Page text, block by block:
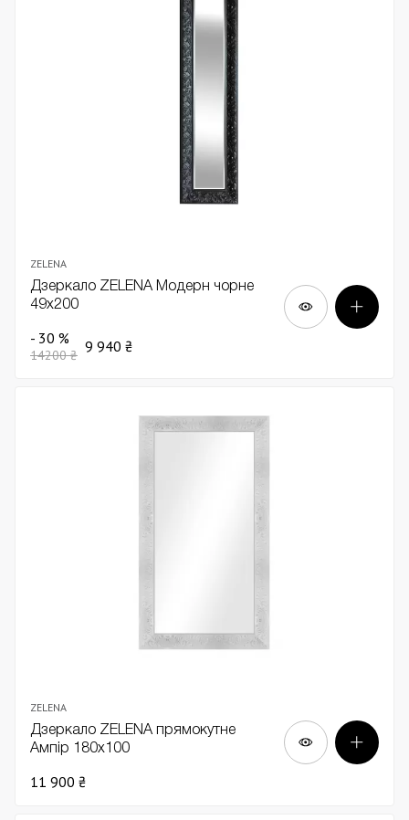
ZELENA
Дзеркало ZELENA Модерн чорне
49x200
- 30 %
14200 ₴ 9 940 ₴
ZELENA
Дзеркало ZELENA прямокутне
Ампір 180х100
11 900 ₴